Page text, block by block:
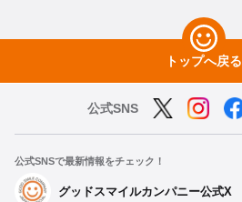
トップへ戻る
公式SNS
公式SNSで最新情報をチェック！
グッドスマイルカンパニー公式X